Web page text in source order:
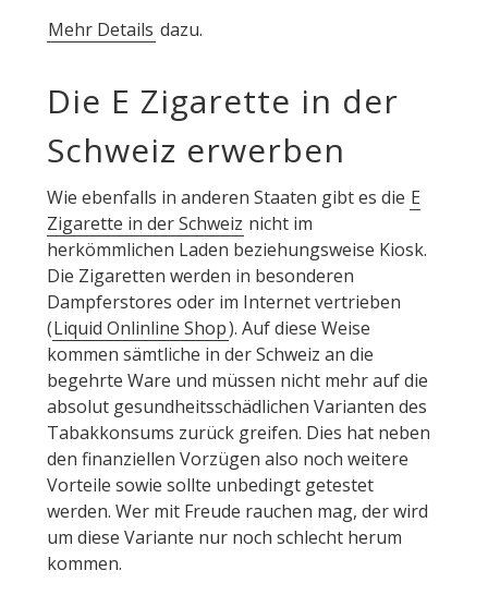
Mehr Details dazu.
Die E Zigarette in der
Schweiz erwerben
Wie ebenfalls in anderen Staaten gibt es die E
Zigarette in der Schweiz nicht im
herkömmlichen Laden beziehungsweise Kiosk.
Die Zigaretten werden in besonderen
Dampferstores oder im Internet vertrieben
(Liquid Onlinline Shop). Auf diese Weise
kommen sämtliche in der Schweiz an die
begehrte Ware und müssen nicht mehr auf die
absolut gesundheitsschädlichen Varianten des
Tabakkonsums zurück greifen. Dies hat neben
den finanziellen Vorzügen also noch weitere
Vorteile sowie sollte unbedingt getestet
werden. Wer mit Freude rauchen mag, der wird
um diese Variante nur noch schlecht herum
kommen.